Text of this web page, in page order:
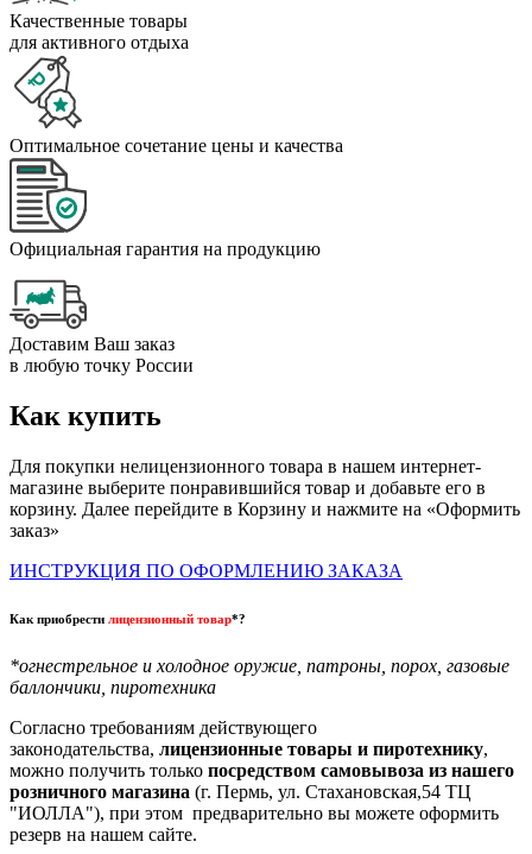
Качественные товары
для активного отдыха
Оптимальное сочетание цены и качества
Официальная гарантия на продукцию
Доставим Ваш заказ
в любую точку России
Как купить
Для покупки нелицензионного товара в нашем интернет-
магазине выберите понравившийся товар и добавьте его в
корзину. Далее перейдите в Корзину и нажмите на «Оформить
заказ»
ИНСТРУКЦИЯ ПО ОФОРМЛЕНИЮ ЗАКАЗА
Как приобрести лицензионный товар*?
*огнестрельное и холодное оружие, патроны, порох, газовые
баллончики, пиротехника
Согласно требованиям действующего
законодательства, лицензионные товары и пиротехнику,
можно получить только посредством самовывоза из нашего
розничного магазина (г. Пермь, ул. Стахановская,54 ТЦ
"ИОЛЛА"), при этом предварительно вы можете оформить
резерв на нашем сайте.